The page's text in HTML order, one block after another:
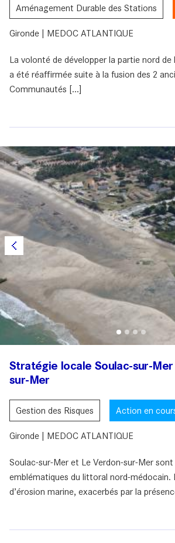
Aménagement Durable des Stations
Gironde | MEDOC ATLANTIQUE
La volonté de développer la partie nord
a été réaffirmée suite à la fusion des 2
Communautés [...]
Stratégie locale Soulac-sur-
sur-Mer
Gestion des Risques Action en
Gironde | MEDOC ATLANTIQUE
Soulac-sur-Mer et Le Verdon-sur-Mer
emblématiques du littoral nord-médocain.
d’érosion marine, exacerbés par la